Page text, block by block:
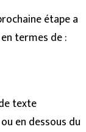
étape a
termes de :
texte
en dessous du